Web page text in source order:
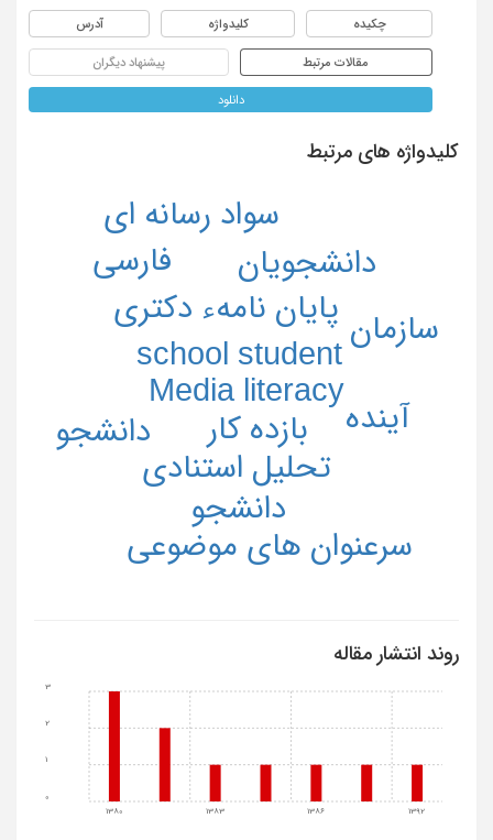
چکیده کلیدواژه آدرس
مقالات مرتبط پیشنهاد دیگران
دانلود
کلیدواژه های مرتبط
Media literacy
school student
بازده کار
پایان نامهء دکتری
تحلیل استنادی
دانشجو
دانشجویان
سرعنوان های موضوعی
سواد رسانه ای
آینده دانشجو
سازمان
فارسی
روند انتشار مقاله
1380 1383 1386 1392
0
1
2
3